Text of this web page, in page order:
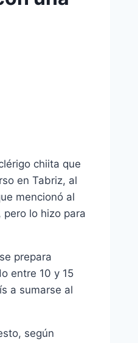
chiita que
en Tabriz, al
mencionó al
lo hizo para
prepara
entre 10 y 15
a sumarse al
según